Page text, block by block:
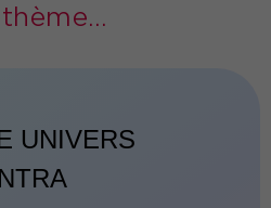
UNIVERS